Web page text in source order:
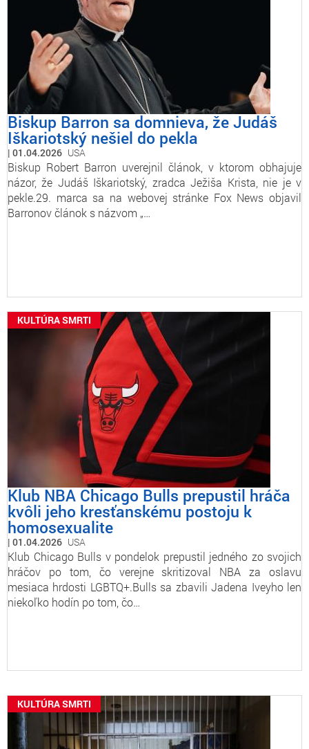
Biskup Barron sa domnieva, že Judáš
Iškariotský nešiel do pekla
01.04.2026 USA
Biskup Robert Barron uverejnil článok, v ktorom obhajuje
názor, že Judáš Iškariotský, zradca Ježiša Krista, nie je v
pekle.29. marca sa na webovej stránke Fox News objavil
Barronov článok s názvom „…
KULTÚRA SMRTI
Klub NBA Chicago Bulls prepustil hráča
kvôli jeho kresťanskému postoju k
homosexualite
01.04.2026 USA
Klub Chicago Bulls v pondelok prepustil jedného zo svojich
hráčov po tom, čo verejne skritizoval NBA za oslavu
mesiaca hrdosti LGBTQ+.Bulls sa zbavili Jadena Iveyho len
niekoľko hodín po tom, čo…
KULTÚRA SMRTI